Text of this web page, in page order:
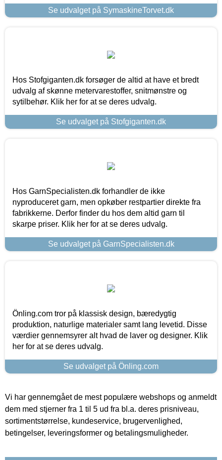
Se udvalget på SymaskineTorvet.dk
Hos Stofgiganten.dk forsøger de altid at have et bredt
udvalg af skønne metervarestoffer, snitmønstre og
sytilbehør. Klik her for at se deres udvalg.
Se udvalget på Stofgiganten.dk
Hos GarnSpecialisten.dk forhandler de ikke
nyproduceret garn, men opkøber restpartier direkte fra
fabrikkerne. Derfor finder du hos dem altid garn til
skarpe priser. Klik her for at se deres udvalg.
Se udvalget på GarnSpecialisten.dk
Önling.com tror på klassisk design, bæredygtig
produktion, naturlige materialer samt lang levetid. Disse
værdier gennemsyrer alt hvad de laver og designer. Klik
her for at se deres udvalg.
Se udvalget på Önling.com
Vi har gennemgået de mest populære webshops og anmeldt
dem med stjerner fra 1 til 5 ud fra bl.a. deres prisniveau,
sortimentstørrelse, kundeservice, brugervenlighed,
betingelser, leveringsformer og betalingsmuligheder.